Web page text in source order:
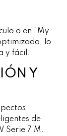
o en "My
lo
y fácil.
Y
de
Serie 7 M.